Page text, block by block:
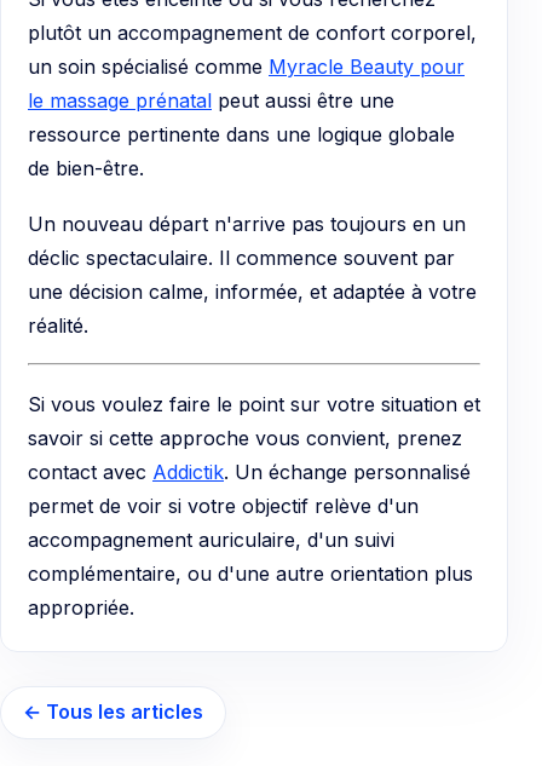
plutôt un accompagnement de confort corporel,
un soin spécialisé comme Myracle Beauty pour
le massage prénatal peut aussi être une
ressource pertinente dans une logique globale
de bien-être.
Un nouveau départ n'arrive pas toujours en un
déclic spectaculaire. Il commence souvent par
une décision calme, informée, et adaptée à votre
réalité.
Si vous voulez faire le point sur votre situation et
savoir si cette approche vous convient, prenez
contact avec Addictik. Un échange personnalisé
permet de voir si votre objectif relève d'un
accompagnement auriculaire, d'un suivi
complémentaire, ou d'une autre orientation plus
appropriée.
← Tous les articles